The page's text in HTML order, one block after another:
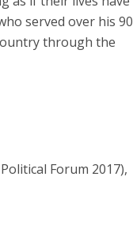
served over his 90
through the
Forum 2017),